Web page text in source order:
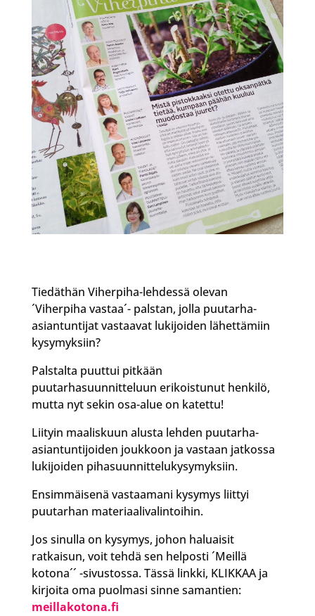
Tiedäthän Viherpiha-lehdessä olevan
´Viherpiha vastaa´- palstan, jolla puutarha-
asiantuntijat vastaavat lukijoiden lähettämiin
kysymyksiin?
Palstalta puuttui pitkään
puutarhasuunnitteluun erikoistunut henkilö,
mutta nyt sekin osa-alue on katettu!
Liityin maaliskuun alusta lehden puutarha-
asiantuntijoiden joukkoon ja vastaan jatkossa
lukijoiden pihasuunnittelukysymyksiin.
Ensimmäisenä vastaamani kysymys liittyi
puutarhan materiaalivalintoihin.
Jos sinulla on kysymys, johon haluaisit
ratkaisun, voit tehdä sen helposti ´Meillä
kotona´´ -sivustossa. Tässä linkki, KLIKKAA ja
kirjoita oma puolmasi sinne samantien:
meillakotona.fi